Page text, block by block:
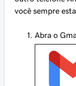
você sempre
Abra o